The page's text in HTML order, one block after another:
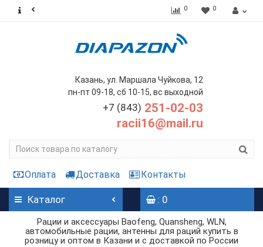
0 0
Казань, ул. Маршала Чуйкова, 12
пн-пт 09-18, сб 10-15, вс выходной
+7 (843) 251-02-03
racii16@mail.ru
Оплата Доставка Контакты
Каталог : 0
Рации и аксессуары Baofeng, Quansheng, WLN,
автомобильные рации, антенны для раций купить в
розницу и оптом в Казани и с доставкой по России